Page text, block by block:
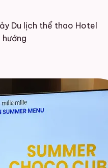
Du lịch thể thao Hotel
hướng